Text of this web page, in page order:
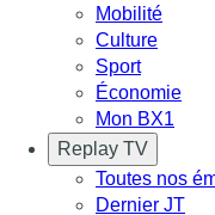
Mobilité
Culture
Sport
Économie
Mon BX1
Replay TV
Toutes nos
Dernier JT